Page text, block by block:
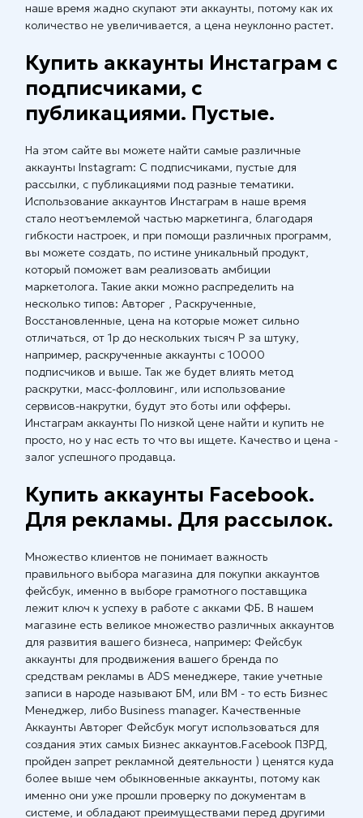
наше время жадно скупают эти аккаунты, потому как их
количество не увеличивается, а цена неуклонно растет.
Купить аккаунты Инстаграм с
подписчиками, с
публикациями. Пустые.
На этом сайте вы можете найти самые различные
аккаунты Instagram: С подписчиками, пустые для
рассылки, с публикациями под разные тематики.
Использование аккаунтов Инстаграм в наше время
стало неотъемлемой частью маркетинга, благодаря
гибкости настроек, и при помощи различных программ,
вы можете создать, по истине уникальный продукт,
который поможет вам реализовать амбиции
маркетолога. Такие акки можно распределить на
несколько типов: Авторег , Раскрученные,
Восстановленные, цена на которые может сильно
отличаться, от 1р до нескольких тысяч Р за штуку,
например, раскрученные аккаунты с 10000
подписчиков и выше. Так же будет влиять метод
раскрутки, масс-фолловинг, или использование
сервисов-накрутки, будут это боты или офферы.
Инстаграм аккаунты По низкой цене найти и купить не
просто, но у нас есть то что вы ищете. Качество и цена -
залог успешного продавца.
Купить аккаунты Facebook.
Для рекламы. Для рассылок.
Множество клиентов не понимает важность
правильного выбора магазина для покупки аккаунтов
фейсбук, именно в выборе грамотного поставщика
лежит ключ к успеху в работе с акками ФБ. В нашем
магазине есть великое множество различных аккаунтов
для развития вашего бизнеса, например: Фейсбук
аккаунты для продвижения вашего бренда по
средствам рекламы в ADS менеджере, такие учетные
записи в народе называют БМ, или BM - то есть Бизнес
Менеджер, либо Business manager. Качественные
Аккаунты Авторег Фейсбук могут использоваться для
создания этих самых Бизнес аккаунтов.Facebook ПЗРД,
пройден запрет рекламной деятельности ) ценятся куда
более выше чем обыкновенные аккаунты, потому как
именно они уже прошли проверку по документам в
системе, и обладают преимуществами перед другими